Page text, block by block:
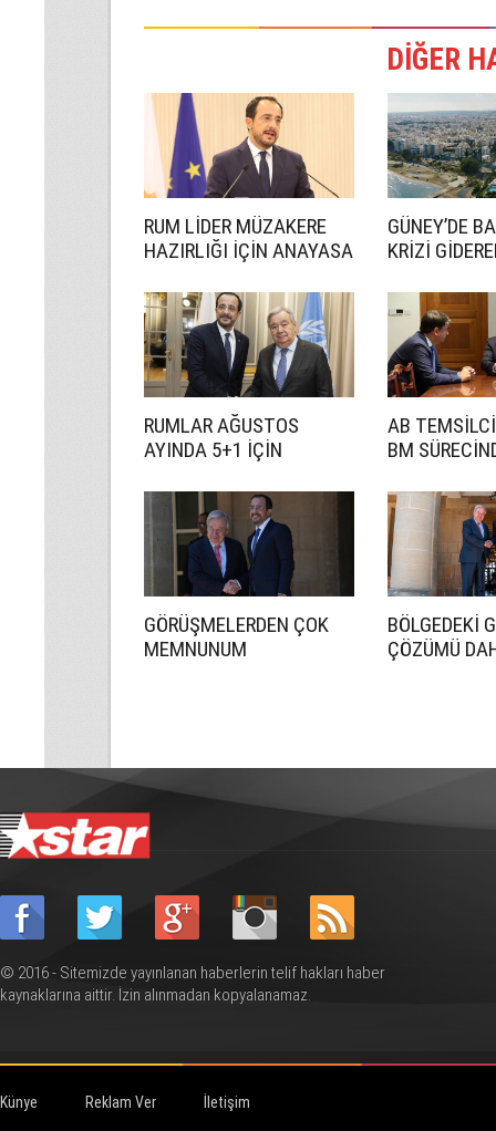
DİĞER
RUM LİDER MÜZAKERE
HAZIRLIĞI İÇİN ANAYASA
GÜNEY’DE
KRİZİ
RUMLAR AĞUSTOS
AYINDA 5+1 İÇİN
AB
BM
İSTİYORUZ
GÖRÜŞMELERDEN ÇOK
MEMNUNUM
BÖLGEDEKİ
ÇÖZÜMÜ
© 2016 - Sitemizde yayınlanan haberlerin telif hakları haber
kaynaklarına aittir. İzin alınmadan kopyalanamaz.
Künye Reklam Ver İletişim